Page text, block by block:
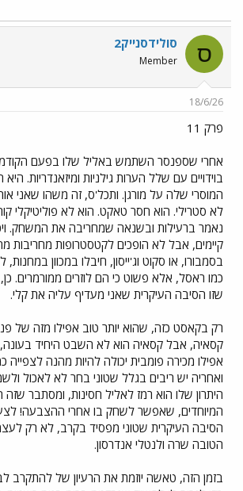
ס סולידסנייק2
Member
18/6/26
פרק 11
אחרי שספנסר השתמש באליל שלו בפעם
בוידויים עם שלל הערות גילניות ומיזאנדריות.
המוסרי שלה על מורגן. ותכל'ס, זה משהו שאני
לא סטרילי. הוא חסר טאקט. הוא לא פוליטיקלי
נאמר ברעילות ובשנאה שמחריבה את המשחק.
קיימים, אבל לא הופכים לקטסטרופות מחריבות
בסמבורו, או סקוט וג'ייסון, חיבלו במכוון
כמו ראסל, אלא פשוט כי הם לוזרים ממורמרים.
שזו הסיבה העיקרית שאני מעדיף עליה את קלי.
רק בקאסט כזה, שהוא יותר טוב אפילו מזה של
קסאיה, אבל קסאיה הוא לא השבט היחיד
אפילו מכירה פומבית יכולה להיות מהנה לצפייה
ואחריה יש ריבים בגלל שטוני בחר לא לאכול
היתרון שלו הוא רמז לאליל חסינות, ומסתבר
המיוחדים, שאפשר לשחק בו אחרי ההצבעה!
הסיבה העיקרית שטוני מפסיד בקרב, לא רק
הטובה שרה ולנטלי אנדרסון.
בזמן הזה, טאשה יוזמת את הרעיון של להתקרב